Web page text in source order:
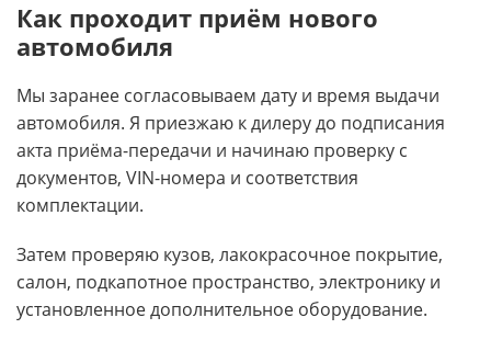
Как проходит приём нового
автомобиля
Мы заранее согласовываем дату и время выдачи
автомобиля. Я приезжаю к дилеру до подписания
акта приёма-передачи и начинаю проверку с
документов, VIN-номера и соответствия
комплектации.
Затем проверяю кузов, лакокрасочное покрытие,
салон, подкапотное пространство, электронику и
установленное дополнительное оборудование.